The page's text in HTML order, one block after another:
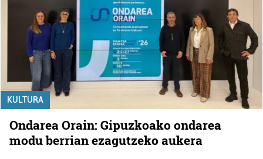
KULTURA
Ondarea Orain: Gipuzkoako ondarea
modu berrian ezagutzeko aukera